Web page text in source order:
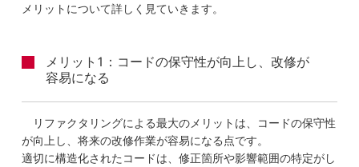
メリットについて詳しく見ていきます。
メリット1：コードの保守性が向上し、改修が
容易になる
リファクタリングによる最大のメリットは、コードの保守性
が向上し、将来の改修作業が容易になる点です。
適切に構造化されたコードは、修正箇所や影響範囲の特定がし